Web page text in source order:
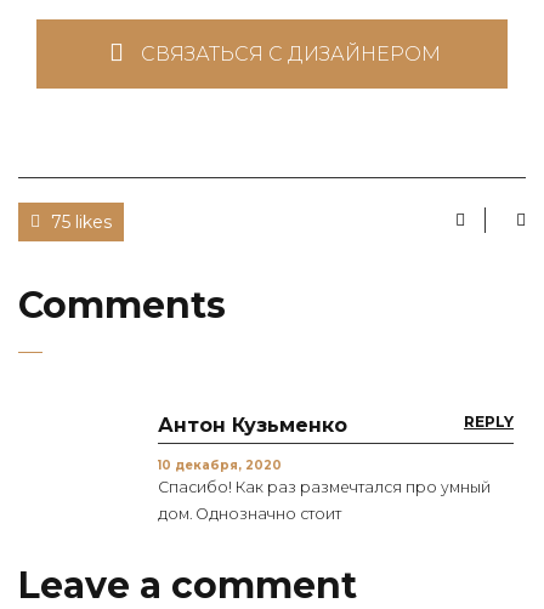
СВЯЗАТЬСЯ С ДИЗАЙНЕРОМ
75 likes
Comments
REPLY
Антон Кузьменко
10 декабря, 2020
Спасибо! Как раз размечтался про умный
дом. Однозначно стоит
Leave a comment